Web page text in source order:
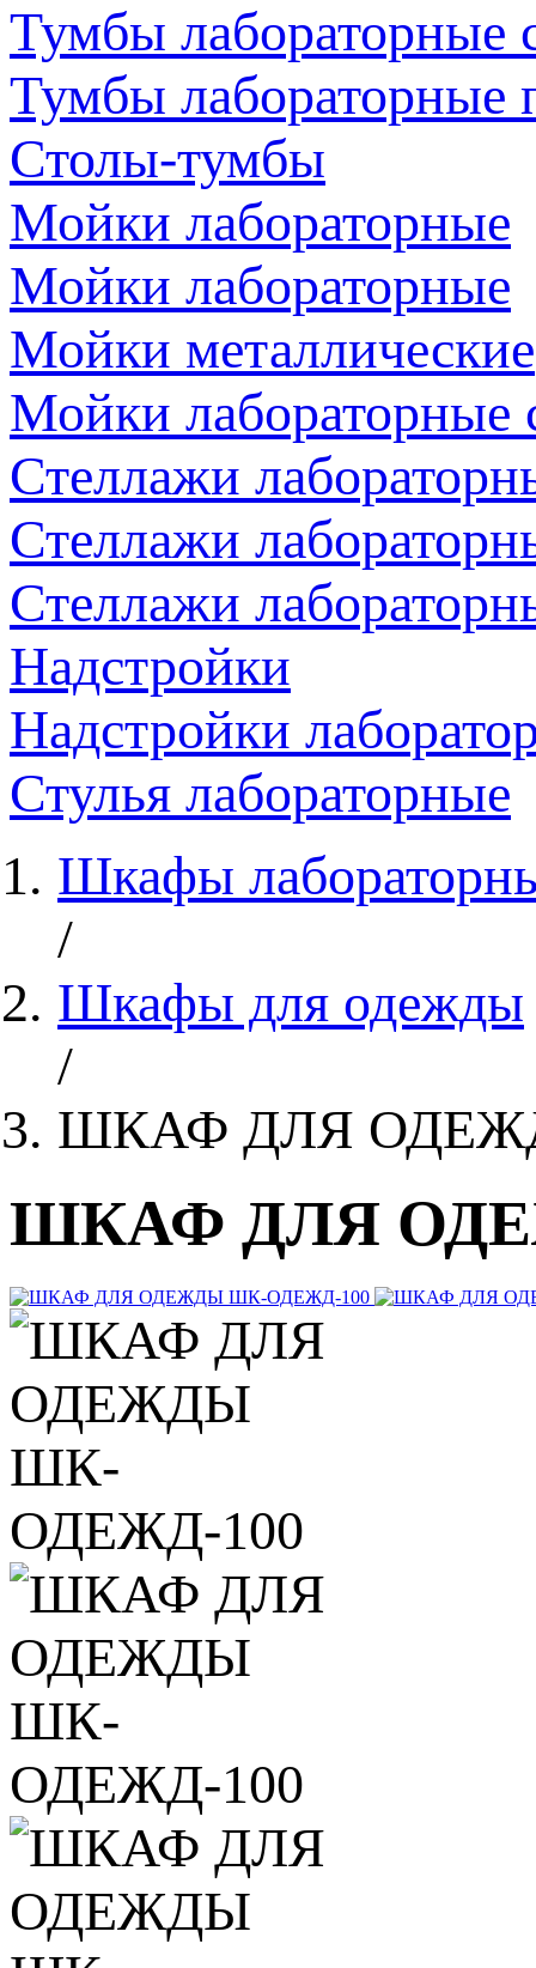
Тумбы лабораторные
Тумбы лабораторные
Столы-тумбы
Мойки лабораторные
Мойки лабораторные
Мойки металлические
Мойки лабораторные
Стеллажи
Стеллажи
Стеллажи
Надстройки
Надстройки
Стулья лабораторные
Шкафы
/
Шкафы для одежды
/
ШКАФ ДЛЯ
ШКАФ ДЛЯ